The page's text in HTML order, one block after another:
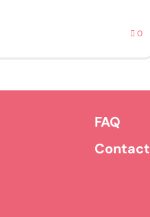
0
FAQ
Contact